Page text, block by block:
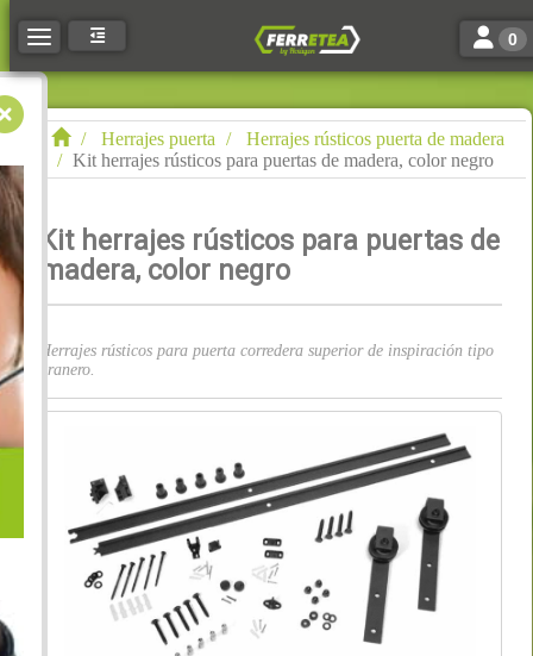
Toggle navigation Toggle
0
Herrajes puerta
Herrajes rústicos puerta de madera
Kit herrajes rústicos para puertas de madera, color negro
Kit herrajes rústicos para puertas de
madera, color negro
Herrajes rústicos para puerta corredera superior de inspiración tipo
granero.